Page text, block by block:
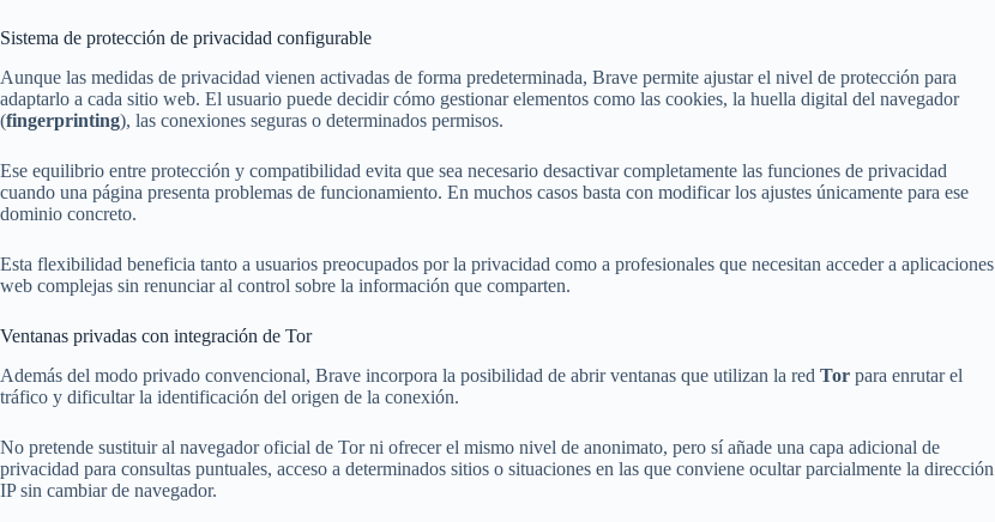
Sistema de protección de privacidad configurable
Aunque las medidas de privacidad vienen activadas de forma predeterminada, Brave permite ajustar el nivel de protección para
adaptarlo a cada sitio web. El usuario puede decidir cómo gestionar elementos como las cookies, la huella digital del navegador
(fingerprinting), las conexiones seguras o determinados permisos.
Ese equilibrio entre protección y compatibilidad evita que sea necesario desactivar completamente las funciones de privacidad
cuando una página presenta problemas de funcionamiento. En muchos casos basta con modificar los ajustes únicamente para ese
dominio concreto.
Esta flexibilidad beneficia tanto a usuarios preocupados por la privacidad como a profesionales que necesitan acceder a aplicaciones
web complejas sin renunciar al control sobre la información que comparten.
Ventanas privadas con integración de Tor
Además del modo privado convencional, Brave incorpora la posibilidad de abrir ventanas que utilizan la red Tor para enrutar el
tráfico y dificultar la identificación del origen de la conexión.
No pretende sustituir al navegador oficial de Tor ni ofrecer el mismo nivel de anonimato, pero sí añade una capa adicional de
privacidad para consultas puntuales, acceso a determinados sitios o situaciones en las que conviene ocultar parcialmente la dirección
IP sin cambiar de navegador.